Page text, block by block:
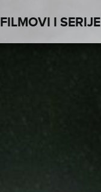
FILMOVI I SERIJE